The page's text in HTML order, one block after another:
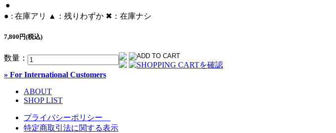
●
● : 在庫アリ ▲：残りわずか ✖︎：在庫ナシ
7,800円(税込)
数量：
» For International Customers
ABOUT
SHOP LIST
プライバシーポリシー
特定商取引法に関する表示